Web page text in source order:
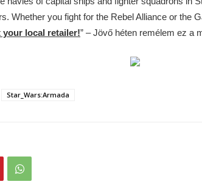
Whether you fight for the Rebel Alliance or the
your local retailer!” – Jövő héten remélem ez a
Star_Wars:Armada